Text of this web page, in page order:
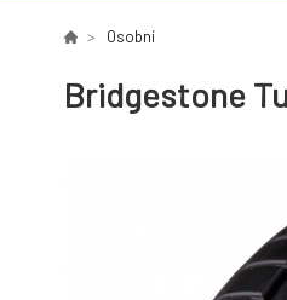
Osobní
Bridgestone